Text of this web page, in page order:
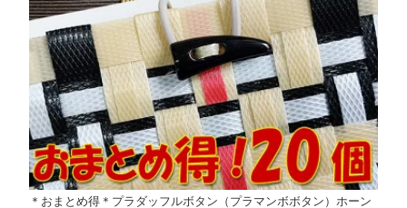
＊おまとめ得＊プラダッフルボタン（プラマンボボタン）ホーン